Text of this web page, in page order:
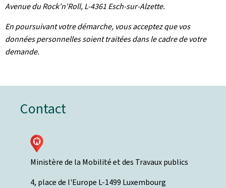
Avenue du Rock'n'Roll, L-4361 Esch-sur-Alzette.
En poursuivant votre démarche, vous acceptez que vos
données personnelles soient traitées dans le cadre de votre
demande.
Contact
Ministère de la Mobilité et des Travaux publics
ADRESSE
4, place de l'Europe L-1499 Luxembourg